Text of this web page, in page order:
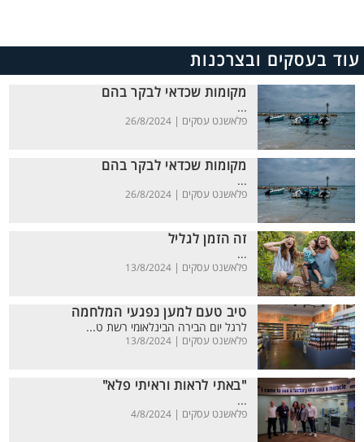
עוד בעסקים ובצרכנות
מקומות שכדאי לבקר בהם
...
פלאשנט עסקים | 26/8/2024
מקומות שכדאי לבקר בהם
...
פלאשנט עסקים | 26/8/2024
זה הזמן לגליל
...
פלאשנט עסקים | 13/8/2024
טיב טעם למען נפגעי המלחמה
לרגל יום הבירה הבינלאומי רשת ט...
פלאשנט עסקים | 13/8/2024
"באתי לראות וראיתי פלא"
...
פלאשנט עסקים | 4/8/2024